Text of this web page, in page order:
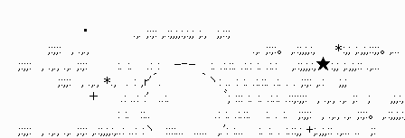
・ .,. ;:;: ,.:;,;,:,:,; ;., ;,::;
;:;;: , .,., .,. ;:;:。 ,.:;,;,:, *:,; ;.,;,::;;。,...
;:;;: , .,., .,. ;:;: :. :. .: : -‐- :. .:.::. .:.: :. .:.: ,.:;,;,:,★:,; ;.,;,:: .,...
;:;;: , .,., *., . : ,r'´. ｀ヽ: .. : :. .:.::. .:. . . ;:;: ,.: ;,;
＋ .: ..: :' ..:. ﾞ; ::: :. :. .:.:. .::;:;;: , .,., .,. ;: ; ,;,:,:,;
: :. ::.. .: :. .:.::. :. . :. ;:;;: , .,., .,. ;:;:。
;:;;: , .,., .,. ;:;: ,.:;,;,:,..: ..: :ヽ ::::... ..... ,.': :... :. :. . :.::,; +;.,;,:: .,... .. ;: